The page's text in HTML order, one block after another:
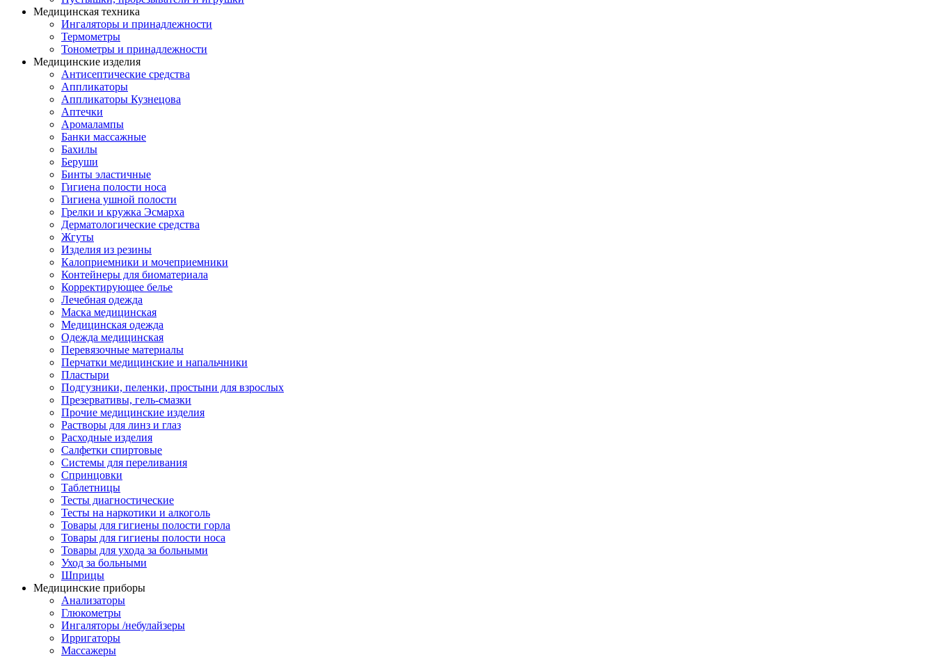
Медицинская техника
Ингаляторы и принадлежности
Термометры
Тонометры и принадлежности
Медицинские изделия
Антисептические средства
Аппликаторы
Аппликаторы Кузнецова
Аптечки
Аромалампы
Банки массажные
Бахилы
Беруши
Бинты эластичные
Гигиена полости носа
Гигиена ушной полости
Грелки и кружка Эсмарха
Дерматологические средства
Жгуты
Изделия из резины
Калоприемники и мочеприемники
Контейнеры для биоматериала
Корректирующее белье
Лечебная одежда
Маска медицинская
Медицинская одежда
Одежда медицинская
Перевязочные материалы
Перчатки медицинские и напальчники
Пластыри
Подгузники, пеленки, простыни для взрослых
Презервативы, гель-смазки
Прочие медицинские изделия
Растворы для линз и глаз
Расходные изделия
Салфетки спиртовые
Системы для переливания
Спринцовки
Таблетницы
Тесты диагностические
Тесты на наркотики и алкоголь
Товары для гигиены полости горла
Товары для гигиены полости носа
Товары для ухода за больными
Уход за больными
Шприцы
Медицинские приборы
Анализаторы
Глюкометры
Ингаляторы /небулайзеры
Ирригаторы
Массажеры